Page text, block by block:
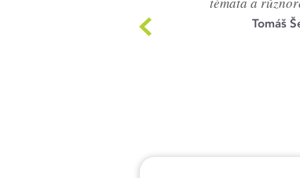
Tomáš